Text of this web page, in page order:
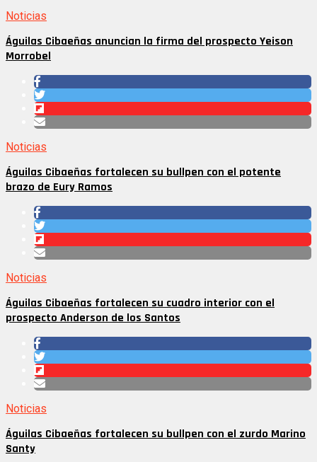
Noticias
Águilas Cibaeñas anuncian la firma del prospecto Yeison
Morrobel
Noticias
Águilas Cibaeñas fortalecen su bullpen con el potente
brazo de Eury Ramos
Noticias
Águilas Cibaeñas fortalecen su cuadro interior con el
prospecto Anderson de los Santos
Noticias
Águilas Cibaeñas fortalecen su bullpen con el zurdo Marino
Santy